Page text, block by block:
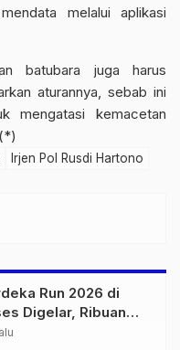
melalui aplikasi
batubara juga harus
aturannya, sebab ini
mengatasi kemacetan
Irjen Pol Rusdi Hartono
Run 2026 di
Digelar, Ribuan
Event Nasional